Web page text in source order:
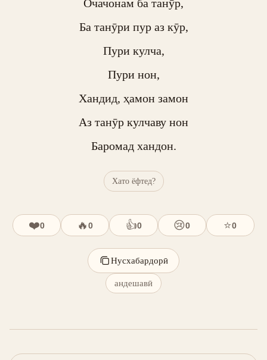
Очачонам ба танӯр,
Ба танӯри пур аз кӯр,
Пури кулча,
Пури нон,
Хандид, ҳамон замон
Аз танӯр кулчаву нон
Баромад хандон.
Хато ёфтед?
❤️0 🔥0 👍0 😢0 ⭐0
Нусхабардорӣ
андешавӣ